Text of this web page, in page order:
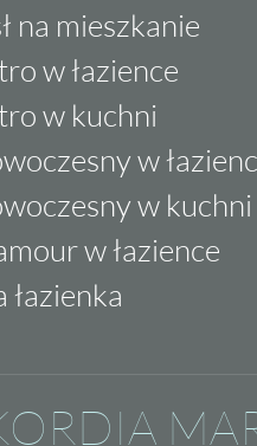
na mieszkanie
w łazience
w kuchni
w
w kuchni
w łazience
łazienka